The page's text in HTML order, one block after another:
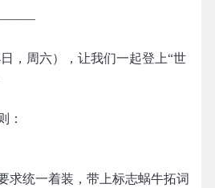
，周六），让我们一起登上“世
：
求统一着装，带上标志蜗牛拓词